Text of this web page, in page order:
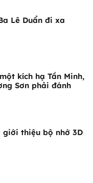
Lê Duẩn đi xa
kích hạ Tần Minh,
Sơn phải đánh
giới thiệu bộ nhớ 3D